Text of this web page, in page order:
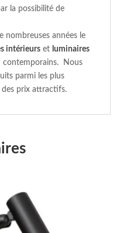
la possibilité de
nombreuses années le
intérieurset luminaires
contemporains. Nous
parmi les plus
des prix attractifs.